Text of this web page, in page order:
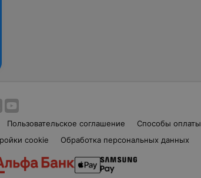
Пользовательское соглашение Способы оплаты
cookie Обработка персональных данных